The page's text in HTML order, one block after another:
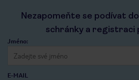
Nezapomeňte se podívat
schránky a registraci
Jméno:
E-MAIL